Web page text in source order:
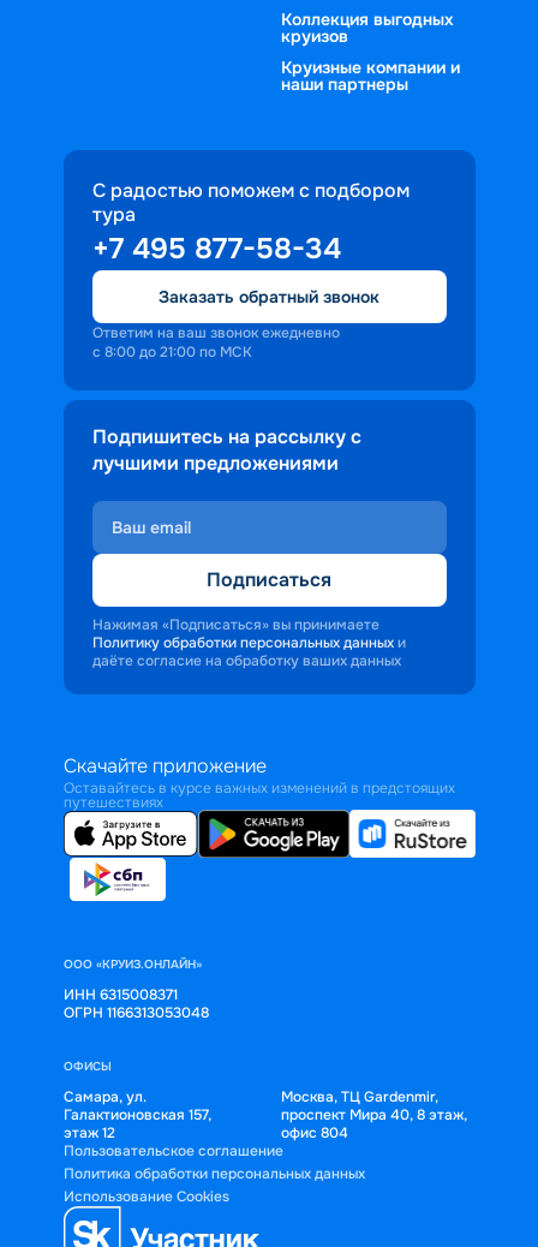
Коллекция выгодных
круизов
Круизные компании и
наши партнеры
С радостью поможем с подбором
тура
+7 495 877-58-34
Заказать обратный звонок
Ответим на ваш звонок ежедневно
с 8:00 до 21:00 по МСК
Подпишитесь на рассылку с
лучшими предложениями
Подписаться
Нажимая «Подписаться» вы принимаете
Политику обработки персональных данных и
даёте согласие на обработку ваших данных
Скачайте приложение
Оставайтесь в курсе важных изменений в предстоящих
путешествиях
ООО «КРУИЗ.ОНЛАЙН»
ИНН 6315008371
ОГРН 1166313053048
ОФИСЫ
Самара, ул.
Галактионовская 157,
этаж 12
Москва, ТЦ Gardenmir,
проспект Мира 40, 8 этаж,
офис 804
Пользовательское соглашение
Политика обработки персональных данных
Использование Cookies